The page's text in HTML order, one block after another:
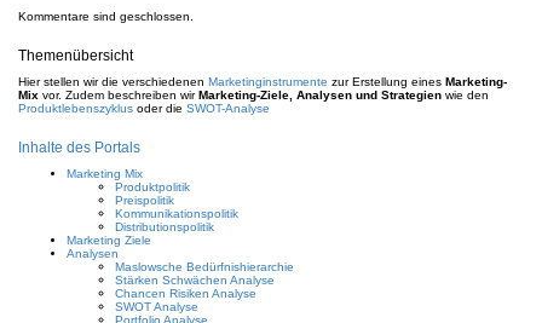
Kommentare sind geschlossen.
Themenübersicht
Hier stellen wir die verschiedenen Marketinginstrumente zur Erstellung eines Marketing-
Mix vor. Zudem beschreiben wirMarketing-Ziele, Analysen und Strategien wie den
Produktlebenszyklus oder die SWOT-Analyse
Inhalte des Portals
Marketing Mix
Produktpolitik
Preispolitik
Kommunikationspolitik
Distributionspolitik
Marketing Ziele
Analysen
Maslowsche Bedürfnishierarchie
Stärken Schwächen Analyse
Chancen Risiken Analyse
SWOT Analyse
Portfolio Analyse